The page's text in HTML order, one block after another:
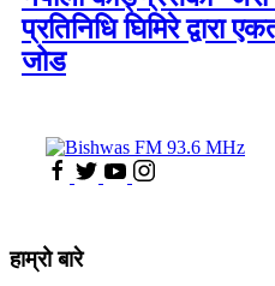
प्रतिनिधि घिमिरे द्वारा
जोड
हाम्रो बारे